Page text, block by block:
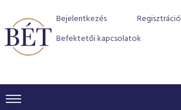
Bejelentkezés Regisztráció
Befektetői kapcsolatok